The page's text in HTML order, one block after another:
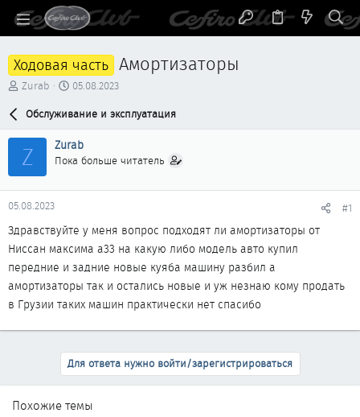
Ходовая часть Амортизаторы
А
р
т
м
ы
Zurab
Д
т
н
а
а
05.08.2023
Обслуживание и эксплуатация
Z Zurab
Пока больше читатель
05.08.2023 #1
Здравствуйте у меня вопрос подходят ли амортизаторы от
Ниссан максима а33 на какую либо модель авто купил
передние и задние новые куяба машину разбил а
амортизаторы так и остались новые и уж незнаю кому продать
в Грузии таких машин практически нет спасибо
Для ответа нужно войти/зарегистрироваться
Похожие темы